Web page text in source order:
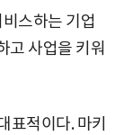
스하는 기업
고 사업을 키워
표적이다. 마키